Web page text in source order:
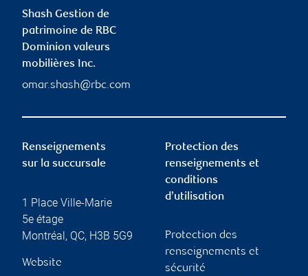
Shash Gestion de
patrimoine de RBC
Dominion valeurs
mobilières Inc.
omar.shash@rbc.com
Renseignements
sur la succursale
1 Place Ville-Marie
5e étage
Montréal , QC, H3B 5G9
Website
Protection des
renseignements et
conditions
d’utilisation
Protection des
renseignements et
sécurité